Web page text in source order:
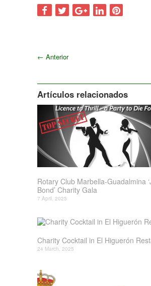
← Anterior
Artículos relacionados
Rotary Club Marbella-Guadalmina
Bond’ Charity Gala
7 April, 2025
Charity Cocktail in El Higuerón
24 March, 2025